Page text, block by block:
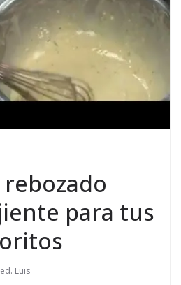
rebozado
para tus
Luis